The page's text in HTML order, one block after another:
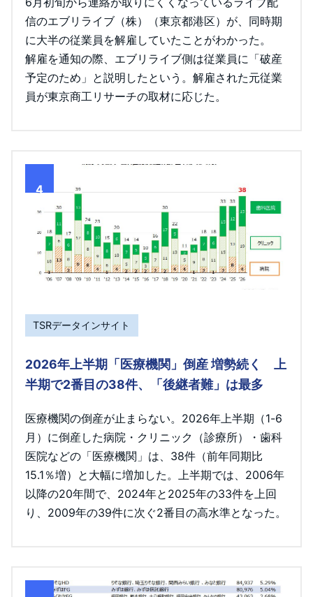
信のエブリライブ（株）（東京都港区）が、同時期
に大半の従業員を解雇していたことがわかった。
解雇を通知の際、エブリライブ側は従業員に「破産
予定のため」と説明したという。解雇された元従業
員が東京商工リサーチの取材に応じた。
4
TSRデータインサイト
2026年上半期「医療機関」倒産 増勢続く 上
半期で2番目の38件、「後継者難」は最多
医療機関の倒産が止まらない。2026年上半期（1-6
月）に倒産した病院・クリニック（診療所）・歯科
医院などの「医療機関」は、38件（前年同期比
15.1％増）と大幅に増加した。上半期では、2006年
以降の20年間で、2024年と2025年の33件を上回
り、2009年の39件に次ぐ2番目の高水準となった。